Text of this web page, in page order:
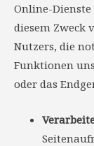
Online-
diesem Zweck
Nutzers, die
Funktionen
oder das